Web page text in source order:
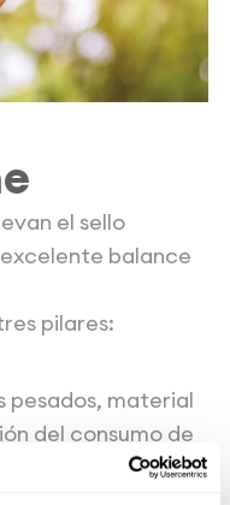
el sello
balance
pilares:
pesados, material
del consumo de
Contribuyendo